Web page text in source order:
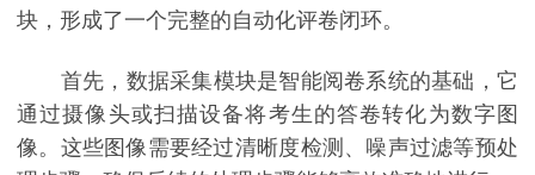
块，形成了一个完整的自动化评卷闭环。
首先，数据采集模块是智能阅卷系统的基础，它
通过摄像头或扫描设备将考生的答卷转化为数字图
像。这些图像需要经过清晰度检测、噪声过滤等预处